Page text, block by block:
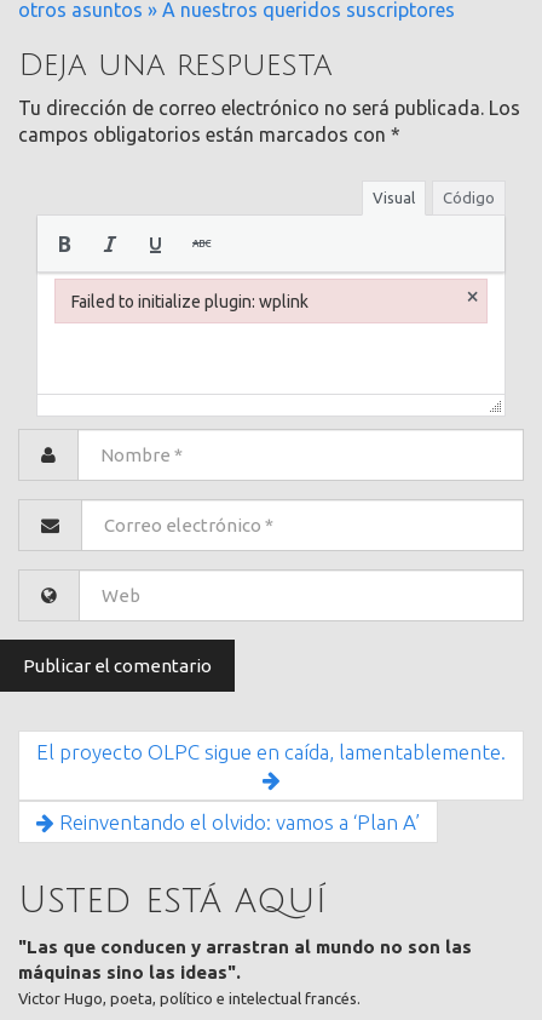
otros asuntos » A nuestros queridos suscriptores
Deja una respuesta
Tu dirección de correo electrónico no será publicada. Los
campos obligatorios están marcados con *
Visual Código
El proyecto OLPC sigue en caída, lamentablemente.
Reinventando el olvido: vamos a ‘Plan A’
Usted está aquí
"Las que conducen y arrastran al mundo no son las
máquinas sino las ideas".
Victor Hugo, poeta, político e intelectual francés.
Failed to initialize plugin: wplink ×
Failed to initialize plugin: wplink